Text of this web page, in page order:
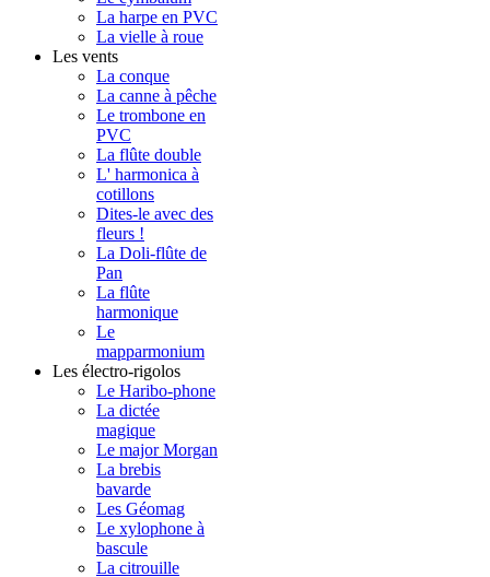
La harpe en PVC
La vielle à roue
Les vents
La conque
La canne à pêche
Le trombone en
PVC
La flûte double
L' harmonica à
cotillons
Dites-le avec des
fleurs !
La Doli-flûte de
Pan
La flûte
harmonique
Le
mapparmonium
Les électro-rigolos
Le Haribo-phone
La dictée
magique
Le major Morgan
La brebis
bavarde
Les Géomag
Le xylophone à
bascule
La citrouille